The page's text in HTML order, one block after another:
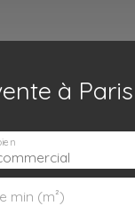
à
min (m²)